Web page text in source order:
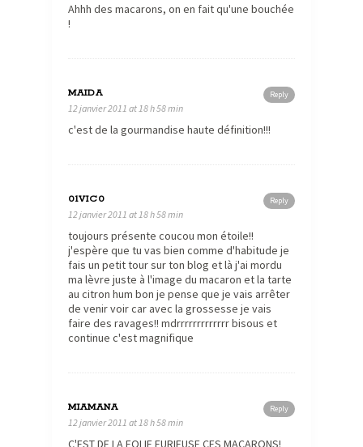
Ahhh des macarons, on en fait qu'une bouchée
!
Reply
MAIDA
12 janvier 2011 at 18 h 58 min
c'est de la gourmandise haute définition!!!
Reply
01VIC0
12 janvier 2011 at 18 h 58 min
toujours présente coucou mon étoile!!
j'espère que tu vas bien comme d'habitude je
fais un petit tour sur ton blog et là j'ai mordu
ma lèvre juste à l'image du macaron et la tarte
au citron hum bon je pense que je vais arrêter
de venir voir car avec la grossesse je vais
faire des ravages!! mdrrrrrrrrrrrrr bisous et
continue c'est magnifique
Reply
MIAMANA
12 janvier 2011 at 18 h 58 min
C'EST DE LA FOLIE FURIEUSE CES MACARONS!